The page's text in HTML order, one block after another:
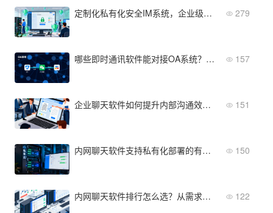
定制化私有化安全IM系统，企业级通讯如何选？ 279
哪些即时通讯软件能对接OA系统？推荐支持Webhook/SSO的产品 157
企业聊天软件如何提升内部沟通效率？5大场景解析 151
内网聊天软件支持私有化部署的有哪些？ 150
内网聊天软件排行怎么选？从需求梳理到部署验收的5步落地法 122